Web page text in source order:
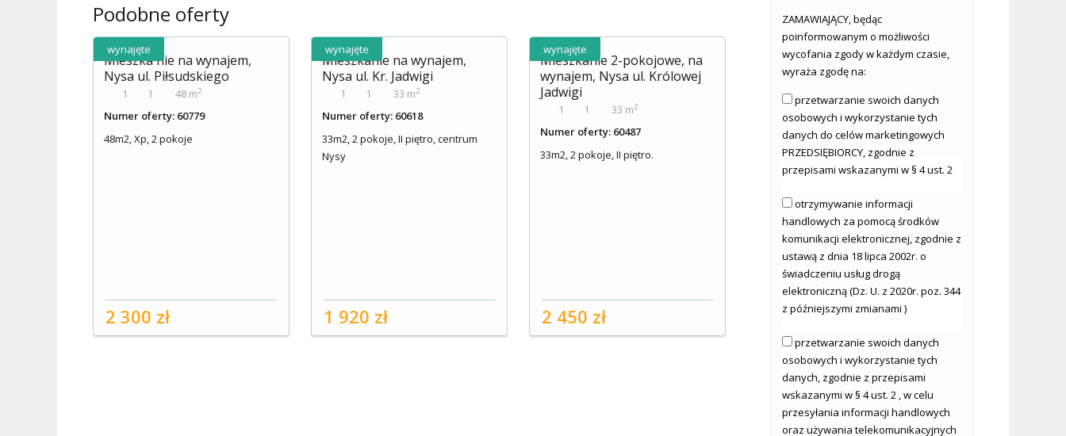
Podobne oferty
wynajęte
Mieszka nie na wynajem,
Nysa ul. Piłsudskiego
1 1 48 m2
Numer oferty: 60779
48m2, Xp, 2 pokoje
2 300 zł
wynajęte
Mieszkanie na wynajem,
Nysa ul. Kr. Jadwigi
1 1 33 m2
Numer oferty: 60618
33m2, 2 pokoje, II piętro, centrum
Nysy
1 920 zł
wynajęte
Mieszkanie 2-pokojowe, na
wynajem, Nysa ul. Królowej
Jadwigi
1 1 33 m2
Numer oferty: 60487
33m2, 2 pokoje, II piętro.
2 450 zł
ZAMAWIAJĄCY, będąc
poinformowanym o możliwości
wycofania zgody w każdym czasie,
wyraża zgodę na:
przetwarzanie swoich danych
osobowych i wykorzystanie tych
danych do celów marketingowych
PRZEDSIĘBIORCY, zgodnie z
przepisami wskazanymi w § 4 ust. 2
otrzymywanie informacji
handlowych za pomocą środków
komunikacji elektronicznej, zgodnie z
ustawą z dnia 18 lipca 2002r. o
świadczeniu usług drogą
elektroniczną (Dz. U. z 2020r. poz. 344
z późniejszymi zmianami )
przetwarzanie swoich danych
osobowych i wykorzystanie tych
danych, zgodnie z przepisami
wskazanymi w § 4 ust. 2 , w celu
przesyłania informacji handlowych
oraz używania telekomunikacyjnych